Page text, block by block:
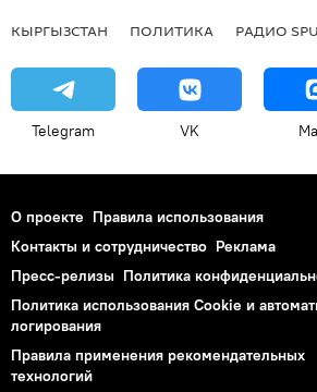
КЫРГЫЗСТАН ПОЛИТИКА РАДИО
Telegram VK
О проекте Правила использования
Контакты и сотрудничество Реклама
Пресс-релизы Политика
Политика использования Cookie и
логирования
Правила применения рекомендательных
технологий